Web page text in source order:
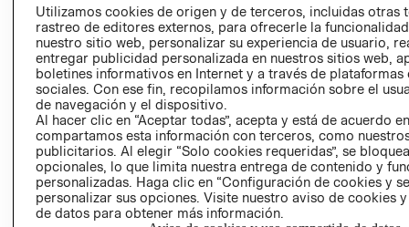
LIBRO DE
Ecuador ($)
CAMBIAR REGIÓN
Utilizamos cookies de origen y de terceros, incluidas otras
rastreo de editores externos, para ofrecerle la
nuestro sitio web, personalizar su experiencia de usuario,
entregar publicidad personalizada en nuestros sitios web,
boletines informativos en Internet y a través de plataformas
sociales. Con ese fin, recopilamos información sobre el
de navegación y el dispositivo.
Al hacer clic en “Aceptar todas”, acepta y está de acuerdo
compartamos esta información con terceros, como
publicitarios. Al elegir “Solo cookies requeridas”, se
opcionales, lo que limita nuestra entrega de contenido y
personalizadas. Haga clic en “Configuración de cookies y
personalizar sus opciones. Visite nuestro aviso de cookies
de datos para obtener más información.